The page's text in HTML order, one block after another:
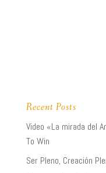
Recent Posts
Video «La mirada del
To Win
Ser Pleno, Creación